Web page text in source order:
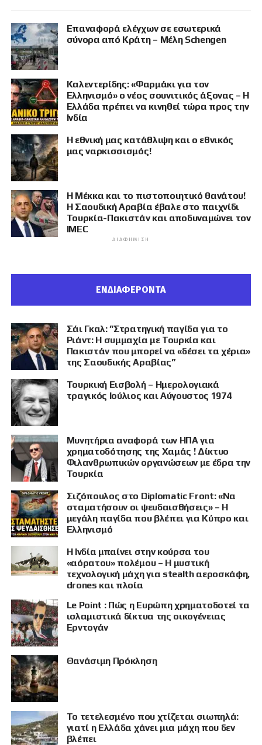
Επαναφορά ελέγχων σε εσωτερικά
σύνορα από Κράτη – Μέλη Schengen
Καλεντερίδης: «Φαρμάκι για τον
Ελληνισμό» ο νέος σουνιτικός άξονας – Η
Ελλάδα πρέπει να κινηθεί τώρα προς την
Ινδία
Η εθνική μας κατάθλιψη και ο εθνικός
μας ναρκισσισμός!
Η Μέκκα και το πιστοποιητικό θανάτου!
Η Σαουδική Αραβία έβαλε στο παιχνίδι
Τουρκία-Πακιστάν και αποδυναμώνει τον
IMEC
ΔΙΑΦΉΜΙΣΗ
ΕΝΔΙΑΦΕΡΟΝΤΑ
Σάι Γκαλ: ”Στρατηγική παγίδα για το
Ριάντ: Η συμμαχία με Τουρκία και
Πακιστάν που μπορεί να «δέσει τα χέρια»
της Σαουδικής Αραβίας”
Τουρκική Εισβολή – Ημερολογιακά
τραγικός Ιούλιος και Αύγουστος 1974
Μυνητήρια αναφορά των ΗΠΑ για
χρηματοδότησης της Χαμάς ! Δίκτυο
Φιλανθρωπικών οργανώσεων με έδρα την
Τουρκία
Σιζόπουλος στο Diplomatic Front: «Να
σταματήσουν οι ψευδαισθήσεις» – Η
μεγάλη παγίδα που βλέπει για Κύπρο και
Ελληνισμό
Η Ινδία μπαίνει στην κούρσα του
«αόρατου» πολέμου – Η μυστική
τεχνολογική μάχη για stealth αεροσκάφη,
drones και πλοία
Le Point : Πώς η Ευρώπη χρηματοδοτεί τα
ισλαμιστικά δίκτυα της οικογένειας
Ερντογάν
Θανάσιμη Πρόκληση
Το τετελεσμένο που χτίζεται σιωπηλά:
γιατί η Ελλάδα χάνει μια μάχη που δεν
βλέπει